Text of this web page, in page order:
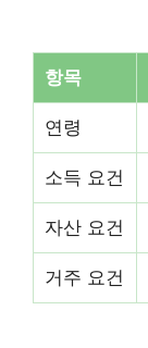
항목
연령
소득 요건
자산 요건
거주 요건